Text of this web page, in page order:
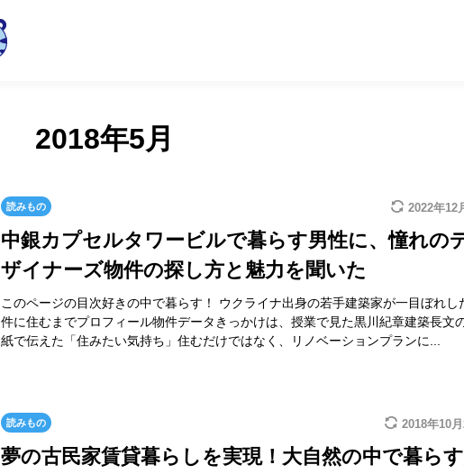
2018年5月
読みもの 2022年12
中銀カプセルタワービルで暮らす男性に、憧れの
ザイナーズ物件の探し方と魅力を聞いた
このページの目次好きの中で暮らす！ ウクライナ出身の若手建築家が一目ぼれし
件に住むまでプロフィール物件データきっかけは、授業で見た黒川紀章建築長文
紙で伝えた「住みたい気持ち」住むだけではなく、リノベーションプランに...
読みもの 2018年10月
夢の古民家賃貸暮らしを実現！大自然の中で暮ら